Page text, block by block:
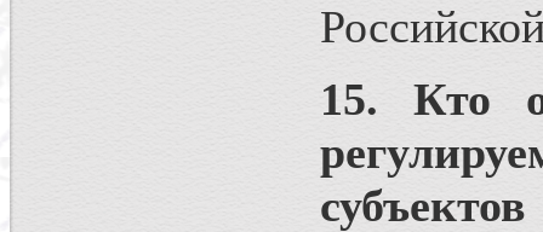
15. Кто